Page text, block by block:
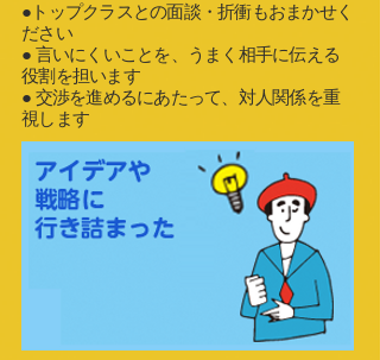
●トップクラスとの面談・折衝もおまかせく
ださい
● 言いにくいことを、うまく相手に伝える
役割を担います
● 交渉を進めるにあたって、対人関係を重
視します